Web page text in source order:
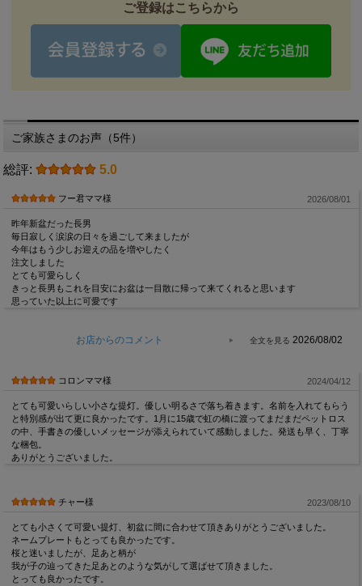
ご登録はこちらから
ご家族さまのお声（5件）
総評: 5.0
フー君ママ様 2026/08/01
昨年新盆だった長男
毎日寂しく涙涙の日々を過ごして来ましたが
今年はもう少しお迎えの品を増やしたく
注文しました
とても可愛らしく
きっと長男もこれを目安にお盆は一目散に帰って来てくれると思います
思っていた以上に可愛です
お店からのコメント 2026/08/02
コロンママ様 2024/04/12
とても可愛いらしい小さな提灯。優しい明るさで落ち着きます。名前を入れてもらう
と特別感が出て更に良かったです。1月に15歳で虹の橋に渡ってまだまだペットロス
の中、手書きの優しいメッセージが添えられていて感動しました。発送も早く、丁寧
な梱包。
ありがとうございました。
チャー様 2023/08/10
とても小さくて可愛い提灯、初盆に間に合わせて頂きありがとうございました。
ネームプレートもとっても良かったです。
桜と迷いましたが、足あと柄が
我が子の辿ってきた足あとのような気がして選ばせて頂きました。
とっても良かったです。